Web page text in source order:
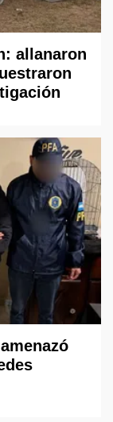
allanaron